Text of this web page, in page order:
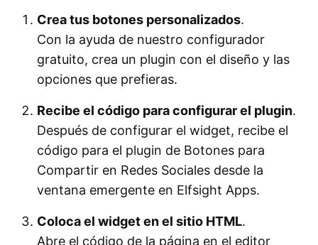
Crea tus botones personalizados.
Con la ayuda de nuestro configurador
gratuito, crea un plugin con el diseño y las
opciones que prefieras.
Recibe el código para configurar el plugin.
Después de configurar el widget, recibe el
código para el plugin de Botones para
Compartir en Redes Sociales desde la
ventana emergente en Elfsight Apps.
Coloca el widget en el sitio HTML.
Abre el código de la página en el editor